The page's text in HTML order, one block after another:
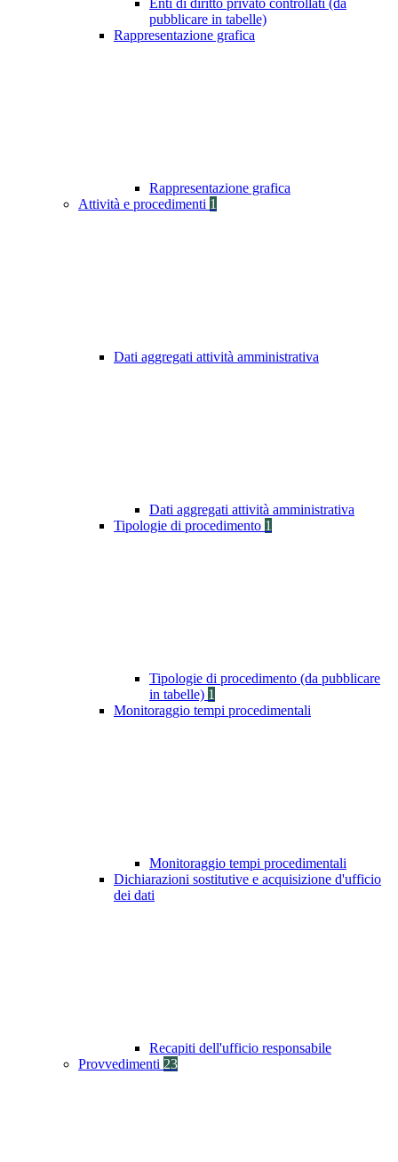
Enti di diritto privato controllati (da
pubblicare in tabelle)
Rappresentazione grafica
Rappresentazione grafica
Attività e procedimenti 1
Dati aggregati attività amministrativa
Dati aggregati attività amministrativa
Tipologie di procedimento 1
Tipologie di procedimento (da pubblicare
in tabelle) 1
Monitoraggio tempi procedimentali
Monitoraggio tempi procedimentali
Dichiarazioni sostitutive e acquisizione d'ufficio
dei dati
Recapiti dell'ufficio responsabile
Provvedimenti 23